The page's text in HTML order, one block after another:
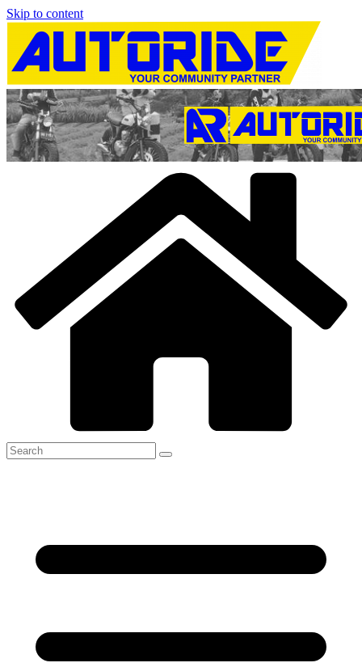
Skip to content